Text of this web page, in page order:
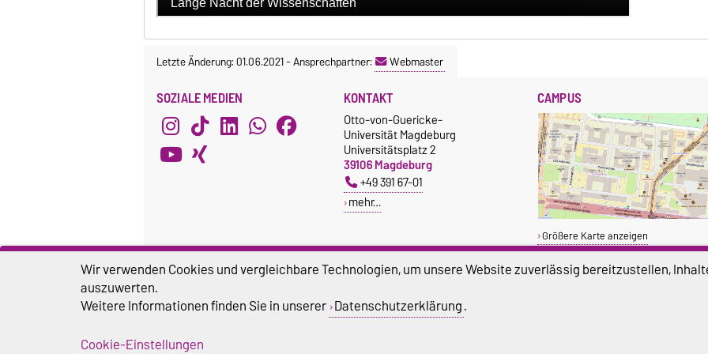
Letzte Änderung: 01.06.2021-Ansprechpartner: Webmaster
SOZIALE MEDIEN KONTAKT
Otto-von-Guericke-
Universität Magdeburg
Universitätsplatz 2
39106 Magdeburg
+49 391 67-01
mehr…
CAMPUS
Größere Karte anzeigen
Wir verwenden Cookies und vergleichbare Technologien, um unsere Website zuverlässig bereitzustellen,
auszuwerten.
Weitere Informationen finden Sie in unserer Datenschutzerklärung.
Cookie-Einstellungen